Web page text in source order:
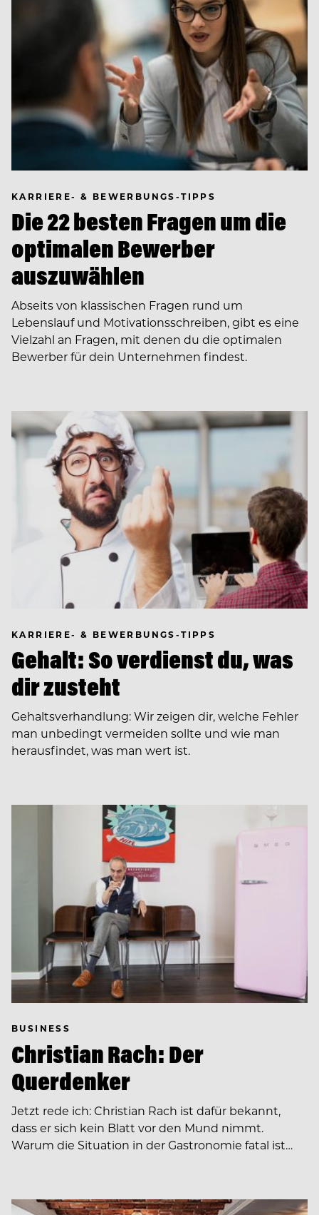
KARRIERE- & BEWERBUNGS-TIPPS
Die 22 besten Fragen um die
optimalen Bewerber
auszuwählen
Abseits von klassischen Fragen rund um
Lebenslauf und Motivationsschreiben, gibt es eine
Vielzahl an Fragen, mit denen du die optimalen
Bewerber für dein Unternehmen findest.
KARRIERE- & BEWERBUNGS-TIPPS
Gehalt: So verdienst du, was
dir zusteht
Gehaltsverhandlung: Wir zeigen dir, welche Fehler
man unbedingt vermeiden sollte und wie man
herausfindet, was man wert ist.
BUSINESS
Christian Rach: Der
Querdenker
Jetzt rede ich: Christian Rach ist dafür bekannt,
dass er sich kein Blatt vor den Mund nimmt.
Warum die Situation in der Gastronomie fatal ist…